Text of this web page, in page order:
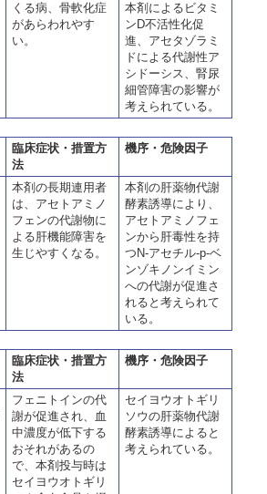
くる病、骨軟化症
があらわれやす
い。
本剤によるビタミ
ンD不活性化促
進、アセタゾラミ
ドによる代謝性ア
シドーシス、腎尿
細管障害の影響が
考えられている。
臨床症状・措置方
法
機序・危険因子
本剤の長期連用者
は、アセトアミノ
フェンの代謝物に
よる肝機能障害を
生じやすくなる。
本剤の肝薬物代謝
酵素誘導により、
アセトアミノフェ
ンから肝毒性を持
つN-アセチル-p-ベ
ンゾキノンイミン
への代謝が促進さ
れると考えられて
いる。
臨床症状・措置方
法
機序・危険因子
フェニトインの代
謝が促進され、血
中濃度が低下する
おそれがあるの
で、本剤投与時は
セイヨウオトギリ
セイヨウオトギリ
ソウの肝薬物代謝
酵素誘導によると
考えられている。